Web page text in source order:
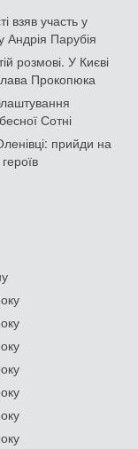
взяв участь у
Парубія
розмові. У Києві
Прокопюка
Сотні
прийди на